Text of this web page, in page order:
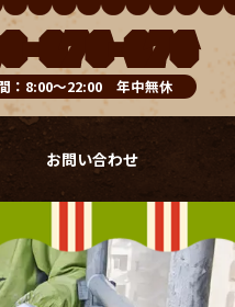
076-976
：8:00～22:00 年中無休
お問い合わせ